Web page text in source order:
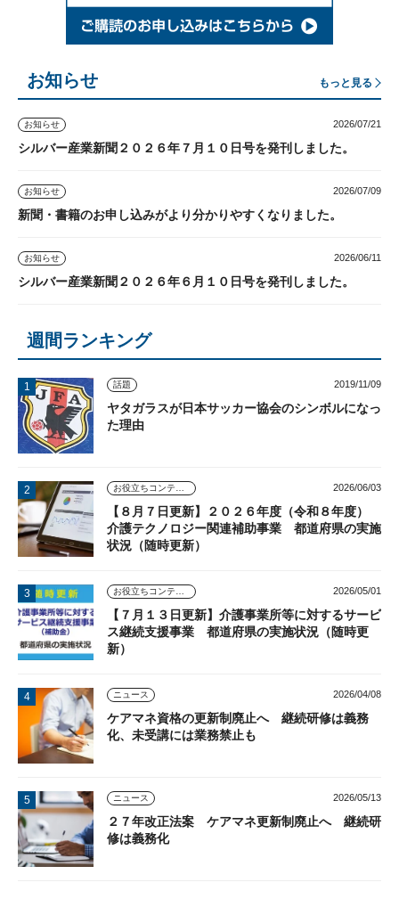
お知らせ もっと見る
お知らせ 2026/07/21
シルバー産業新聞２０２６年７月１０日号を発刊しました。
お知らせ 2026/07/09
新聞・書籍のお申し込みがより分かりやすくなりました。
お知らせ 2026/06/11
シルバー産業新聞２０２６年６月１０日号を発刊しました。
週間ランキング
話題 2019/11/09
ヤタガラスが日本サッカー協会のシンボルになっ
た理由
2026/06/03
【８月７日更新】２０２６年度（令和８年度）
介護テクノロジー関連補助事業 都道府県の実施
状況（随時更新）
2026/05/01
【７月１３日更新】介護事業所等に対するサービ
ス継続支援事業 都道府県の実施状況（随時更
新）
ニュース 2026/04/08
ケアマネ資格の更新制廃止へ 継続研修は義務
化、未受講には業務禁止も
ニュース 2026/05/13
２７年改正法案 ケアマネ更新制廃止へ 継続研
修は義務化